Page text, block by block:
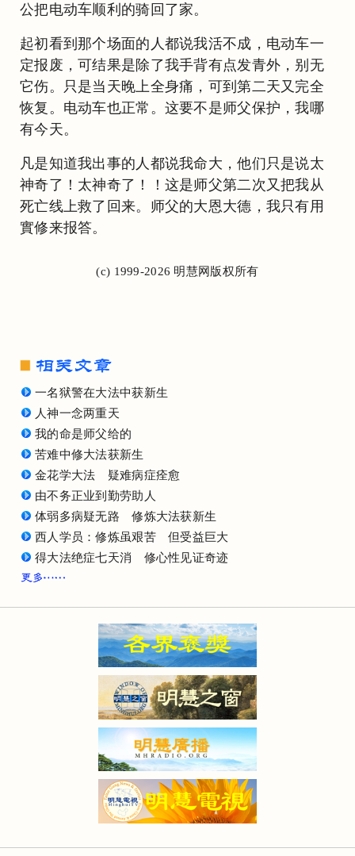
公把电动车顺利的骑回了家。
起初看到那个场面的人都说我活不成，电动车一
定报废，可结果是除了我手背有点发青外，别无
它伤。只是当天晚上全身痛，可到第二天又完全
恢复。电动车也正常。这要不是师父保护，我哪
有今天。
凡是知道我出事的人都说我命大，他们只是说太
神奇了！太神奇了！！这是师父第二次又把我从
死亡线上救了回来。师父的大恩大德，我只有用
實修来报答。
(c) 1999-2026 明慧网版权所有
一名狱警在大法中获新生
人神一念两重天
我的命是师父给的
苦难中修大法获新生
金花学大法 疑难病症痊愈
由不务正业到勤劳助人
体弱多病疑无路 修炼大法获新生
西人学员：修炼虽艰苦 但受益巨大
得大法绝症七天消 修心性见证奇迹